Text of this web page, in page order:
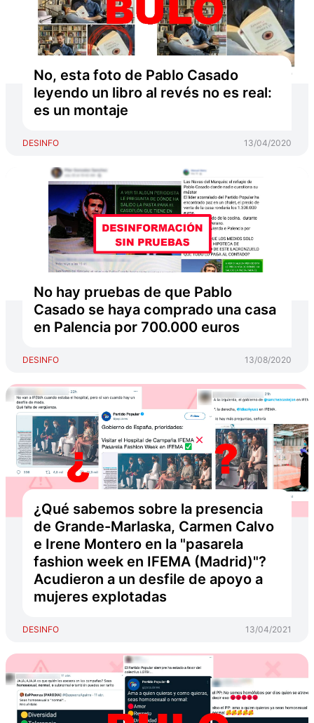
No, esta foto de Pablo Casado
leyendo un libro al revés no es real:
es un montaje
DESINFO 13/04/2020
No hay pruebas de que Pablo
Casado se haya comprado una casa
en Palencia por 700.000 euros
DESINFO 13/08/2020
¿Qué sabemos sobre la presencia
de Grande-Marlaska, Carmen Calvo
e Irene Montero en la "pasarela
fashion week en IFEMA (Madrid)"?
Acudieron a un desfile de apoyo a
mujeres explotadas
DESINFO 13/04/2021